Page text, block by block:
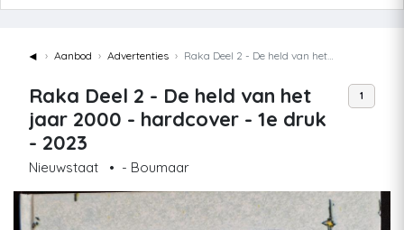
◄ Aanbod Advertenties Raka Deel 2 - De held van het jaar 2000 - hardcover - 1e druk - 2023
Raka Deel 2 - De held van het
jaar 2000 - hardcover - 1e druk
- 2023
Nieuwstaat • - Boumaar
1